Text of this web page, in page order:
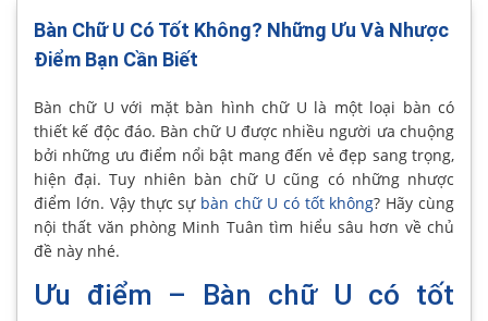
Bàn Chữ U Có Tốt Không? Những Ưu Và Nhược
Điểm Bạn Cần Biết
Bàn chữ U với mặt bàn hình chữ U là một loại bàn có
thiết kế độc đáo. Bàn chữ U được nhiều người ưa chuộng
bởi những ưu điểm nổi bật mang đến vẻ đẹp sang trọng,
hiện đại. Tuy nhiên bàn chữ U cũng có những nhược
điểm lớn. Vậy thực sự bàn chữ U có tốt không? Hãy cùng
nội thất văn phòng Minh Tuân tìm hiểu sâu hơn về chủ
đề này nhé.
Ưu điểm – Bàn chữ U có tốt